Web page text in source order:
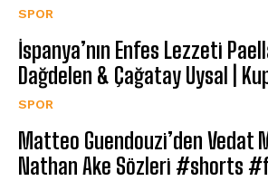
SPOR
İspanya’nın Enfes Lezzeti
Dağdelen & Çağatay Uysal |
SPOR
Matteo Guendouzi’den Vedat
Nathan Ake Sözleri #shorts